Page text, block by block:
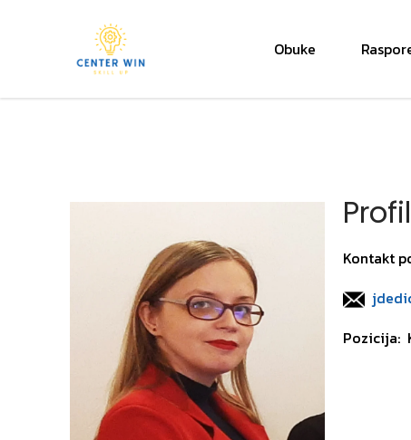
Center WinObuke
Kontakt
Pozicija: